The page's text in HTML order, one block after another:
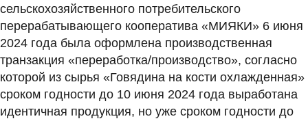
сельскохозяйственного потребительского
перерабатывающего кооператива «МИЯКИ» 6 июня
2024 года была оформлена производственная
транзакция «переработка/производство», согласно
которой из сырья «Говядина на кости охлажденная»
сроком годности до 10 июня 2024 года выработана
идентичная продукция, но уже сроком годности до